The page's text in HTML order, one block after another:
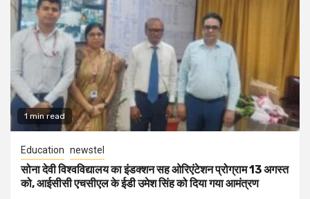
1 min read
Education newstel
सोना देवी विश्वविद्यालय का इंडक्शन सह ओरिएंटेशन प्रोग्राम 13 अगस्त
को, आईसीसी एचसीएल के ईडी उमेश सिंह को दिया गया आमंत्रण